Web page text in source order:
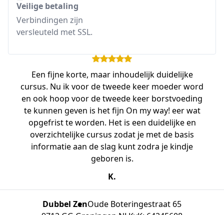
Veilige betaling
Verbindingen zijn
versleuteld met SSL.
Een fijne korte, maar inhoudelijk duidelijke
cursus. Nu ik voor de tweede keer moeder word
en ook hoop voor de tweede keer borstvoeding
te kunnen geven is het fijn On my way! eer wat
opgefrist te worden. Het is een duidelijke en
overzichtelijke cursus zodat je met de basis
informatie aan de slag kunt zodra je kindje
geboren is.
K.
Dubbel ZenOude Boteringestraat 65